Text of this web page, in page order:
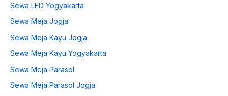
Sewa LED Yogyakarta
Sewa Meja Jogja
Sewa Meja Kayu Jogja
Sewa Meja Kayu Yogyakarta
Sewa Meja Parasol
Sewa Meja Parasol Jogja